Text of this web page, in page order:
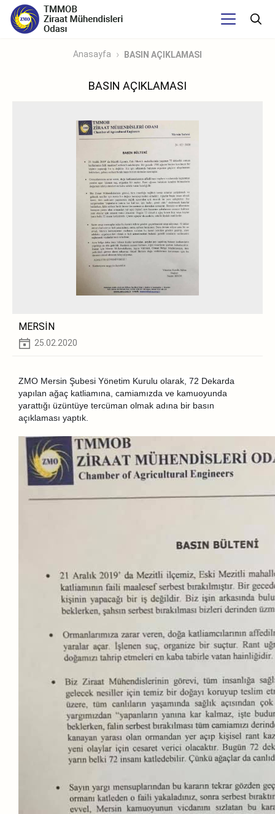
Anasayfa BASIN AÇIKLAMASI
BASIN AÇIKLAMASI
MERSİN
25.02.2020
ZMO Mersin Şubesi Yönetim Kurulu olarak, 72 Dekarda
yapılan ağaç katliamına, camiamızda ve kamuoyunda
yarattığı üzüntüye tercüman olmak adına bir basın
açıklaması yaptık.